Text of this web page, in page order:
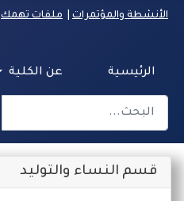
الأنشطة والمؤتمرات ملفات تهمك
الرئيسية عن الكلية
قسم النساء والتوليد